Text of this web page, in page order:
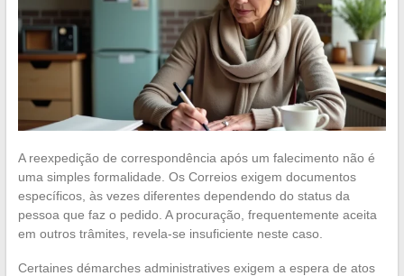
A reexpedição de correspondência após um falecimento não é
uma simples formalidade. Os Correios exigem documentos
específicos, às vezes diferentes dependendo do status da
pessoa que faz o pedido. A procuração, frequentemente aceita
em outros trâmites, revela-se insuficiente neste caso.
Certaines démarches administratives exigem a espera de atos